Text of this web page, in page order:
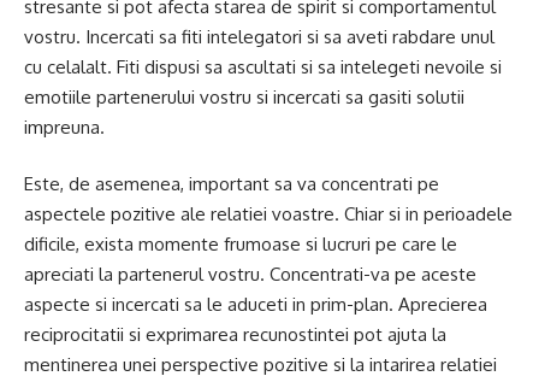
stresante si pot afecta starea de spirit si comportamentul
vostru. Incercati sa fiti intelegatori si sa aveti rabdare unul
cu celalalt. Fiti dispusi sa ascultati si sa intelegeti nevoile si
emotiile partenerului vostru si incercati sa gasiti solutii
impreuna.
Este, de asemenea, important sa va concentrati pe
aspectele pozitive ale relatiei voastre. Chiar si in perioadele
dificile, exista momente frumoase si lucruri pe care le
apreciati la partenerul vostru. Concentrati-va pe aceste
aspecte si incercati sa le aduceti in prim-plan. Aprecierea
reciprocitatii si exprimarea recunostintei pot ajuta la
mentinerea unei perspective pozitive si la intarirea relatiei